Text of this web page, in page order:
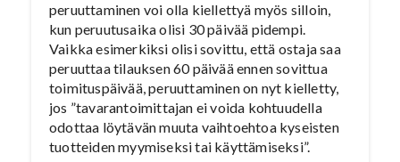
peruuttaminen voi olla kiellettyä myös silloin,
kun peruutusaika olisi 30 päivää pidempi.
Vaikka esimerkiksi olisi sovittu, että ostaja saa
peruuttaa tilauksen 60 päivää ennen sovittua
toimituspäivää, peruuttaminen on nyt kielletty,
jos ”tavarantoimittajan ei voida kohtuudella
odottaa löytävän muuta vaihtoehtoa kyseisten
tuotteiden myymiseksi tai käyttämiseksi”.